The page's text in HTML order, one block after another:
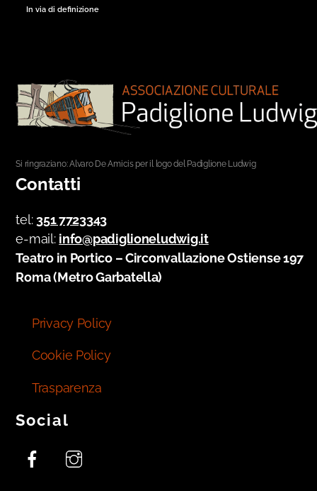
In via di definizione
Si ringraziano: Alvaro De Amicis per il logo del Padiglione Ludwig
Contatti
tel:351 7723343
e-mail: info@padiglioneludwig.it
Teatro in Portico – Circonvallazione Ostiense 197
Roma (Metro Garbatella)
Privacy Policy
Cookie Policy
Trasparenza
Social